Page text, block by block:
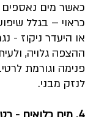
כאשר מים נאספים
כראוי – בגלל
או היעדר ניקוז -
ההצפה גלויה,
פנימה וגורמת
לנזק מבני.